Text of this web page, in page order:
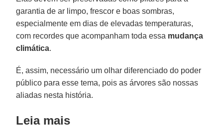
garantia de ar limpo, frescor e boas sombras,
especialmente em dias de elevadas temperaturas,
com recordes que acompanham toda essa mudança
climática.
É, assim, necessário um olhar diferenciado do poder
público para esse tema, pois as árvores são nossas
aliadas nesta história.
Leia mais